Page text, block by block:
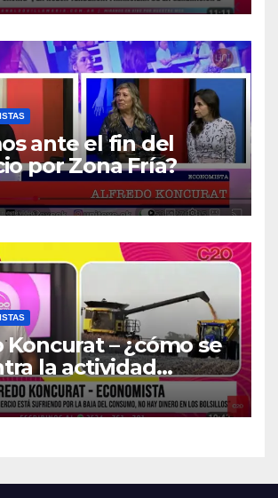
ante el fin del
por Zona Fría?
– ¿cómo se
la actividad
del país?